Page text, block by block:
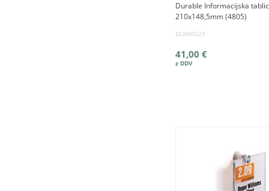
Durable Informacijska
210x148,5mm (4805)
DU480523
41,00 €